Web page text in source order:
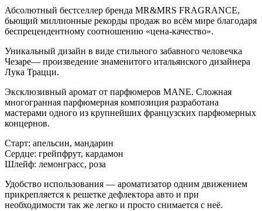
Абсолютный бестселлер бренда MR&MRS FRAGRANCE,
бьющий миллионные рекорды продаж во всём мире благодаря
беспрецендентному соотношению «цена-качество».
Уникальный дизайн в виде стильного забавного человечка
Чезаре— произведение знаменитого итальянского дизайнера
Лука Трацци.
Эксклюзивный аромат от парфюмеров MANE. Сложная
многогранная парфюмерная композиция разработана
мастерами одного из крупнейших французских парфюмерных
концернов.
Старт: апельсин, мандарин
Сердце: грейпфрут, кардамон
Шлейф: лемонграсс, роза
Удобство использования — ароматизатор одним движением
прикрепляется к решетке дефлектора авто и при
необходимости так же легко и просто снимается с неё.